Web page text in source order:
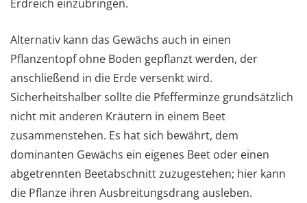
Erdreich einzubringen.
Alternativ kann das Gewächs auch in einen
Pflanzentopf ohne Boden gepflanzt werden, der
anschließend in die Erde versenkt wird.
Sicherheitshalber sollte die Pfefferminze grundsätzlich
nicht mit anderen Kräutern in einem Beet
zusammenstehen. Es hat sich bewährt, dem
dominanten Gewächs ein eigenes Beet oder einen
abgetrennten Beetabschnitt zuzugestehen; hier kann
die Pflanze ihren Ausbreitungsdrang ausleben.